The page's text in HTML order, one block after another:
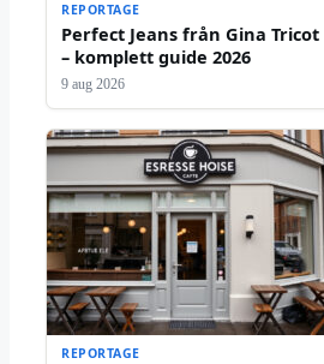
REPORTAGE
Perfect Jeans från Gina Tricot
– komplett guide 2026
9 aug 2026
REPORTAGE